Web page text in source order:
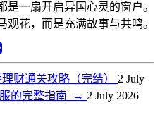
一扇开启异国心灵的窗户。
花，而是充满故事与共鸣。
财通关攻略（完结） 2 July
的完整指南 → 2 July 2026